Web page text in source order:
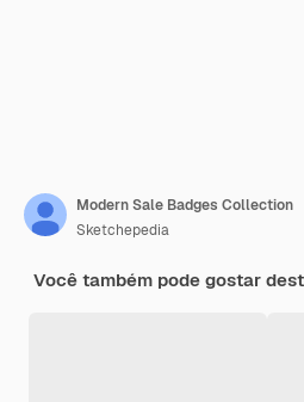
Modern Sale Badges Collection
Sketchepedia
Você também pode gostar